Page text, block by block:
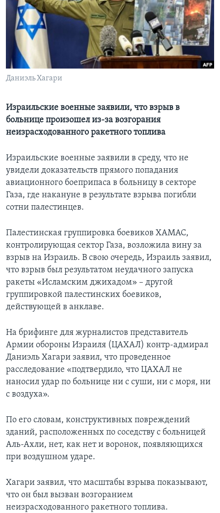
Learning English
СОЦИАЛЬНЫЕ СЕТИ
Даниэль Хагари
Израильские военные заявили, что взрыв в
больнице произошел из-за возгорания
неизрасходованного ракетного топлива
Израильские военные заявили в среду, что не
увидели доказательств прямого попадания
авиационного боеприпаса в больницу в секторе
Газа, где накануне в результате взрыва погибли
сотни палестинцев.
Палестинская группировка боевиков ХАМАС,
контролирующая сектор Газа, возложила вину за
взрыв на Израиль. В свою очередь, Израиль заявил,
что взрыв был результатом неудачного запуска
ракеты «Исламским джихадом» – другой
группировкой палестинских боевиков,
действующей в анклаве.
На брифинге для журналистов представитель
Армии обороны Израиля (ЦАХАЛ) контр-адмирал
Даниэль Хагари заявил, что проведенное
расследование «подтвердило, что ЦАХАЛ не
наносил удар по больнице ни с суши, ни с моря, ни
с воздуха».
По его словам, конструктивных повреждений
зданий, расположенных по соседству с больницей
Аль-Ахли, нет, как нет и воронок, появляющихся
при воздушном ударе.
Хагари заявил, что масштабы взрыва показывают,
что он был вызван возгоранием
неизрасходованного ракетного топлива.